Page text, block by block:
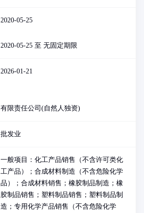
2020-05-25
2020-05-25 至 无固定期限
2026-01-21
有限责任公司(自然人独资)
批发业
一般项目：化工产品销售（不含许可类化
工产品）；合成材料制造（不含危险化学
品）；合成材料销售；橡胶制品制造；橡
胶制品销售；塑料制品销售；塑料制品制
造；专用化学产品销售（不含危险化学